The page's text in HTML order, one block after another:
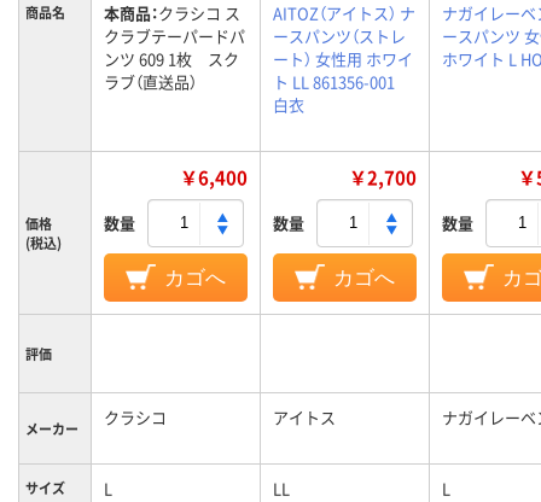
商品名 本商品：クラシコ ス
クラブテーパードパ
ンツ 609 1枚 スク
ラブ（直送品）
AITOZ（アイトス） ナ
ースパンツ（ストレ
ート） 女性用 ホワイ
ト LL 861356-001
白衣
ナガイレーベ
ースパンツ
ホワイト L
価格
(税込)
￥6,400
数量
カゴへ
￥2,700
数量
カゴへ
数量
カ
評価
メーカー クラシコ アイトス ナガイレーベ
サイズ L LL L